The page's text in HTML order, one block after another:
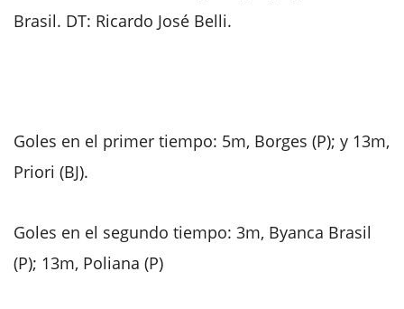
Brasil. DT: Ricardo José Belli.
Goles en el primer tiempo: 5m, Borges (P); y 13m,
Priori (BJ).
Goles en el segundo tiempo: 3m, Byanca Brasil
(P); 13m, Poliana (P)